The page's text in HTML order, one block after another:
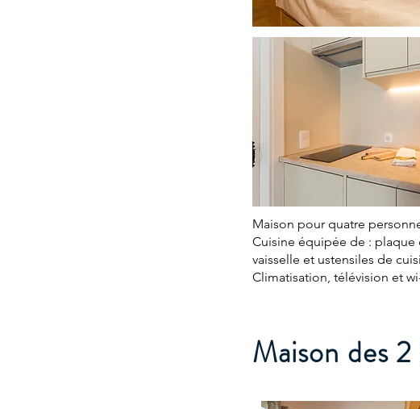
Maison pour quatre
Cuisine équipée de : plaque
vaisselle et ustensiles de
Climatisation, télévision et
Maison des